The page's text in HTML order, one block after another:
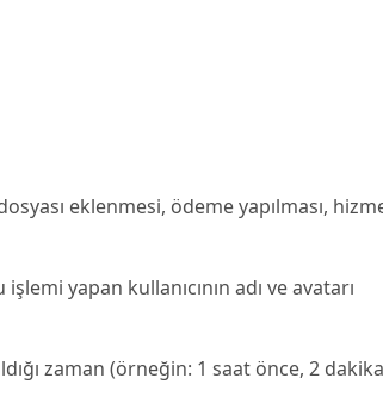
eklenmesi, ödeme yapılması,
işlemi yapan kullanıcının adı ve avatarı
zaman (örneğin: 1 saat önce, 2